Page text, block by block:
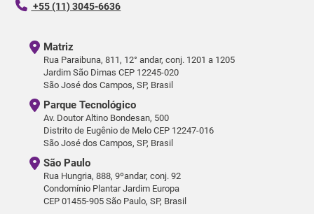
+55 (11) 3045-6636
Matriz
Rua Paraibuna, 811, 12° andar, conj. 1201 a 1205
Jardim São Dimas CEP 12245-020
São José dos Campos, SP, Brasil
São Paulo
Rua Hungria, 888, 9ºandar, conj. 92
Condomínio Plantar Jardim Europa
CEP 01455-905 São Paulo, SP, Brasil
Parque Tecnológico
Av. Doutor Altino Bondesan, 500
Distrito de Eugênio de Melo CEP 12247-016
São José dos Campos, SP, Brasil